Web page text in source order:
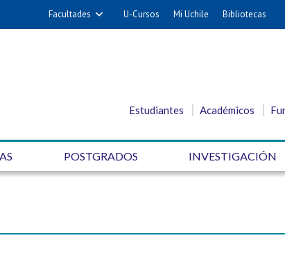
Facultades U-Cursos Mi Uchile Bibliotecas
Estudiantes Académicos
POSTGRADOS INVESTIGACIÓN